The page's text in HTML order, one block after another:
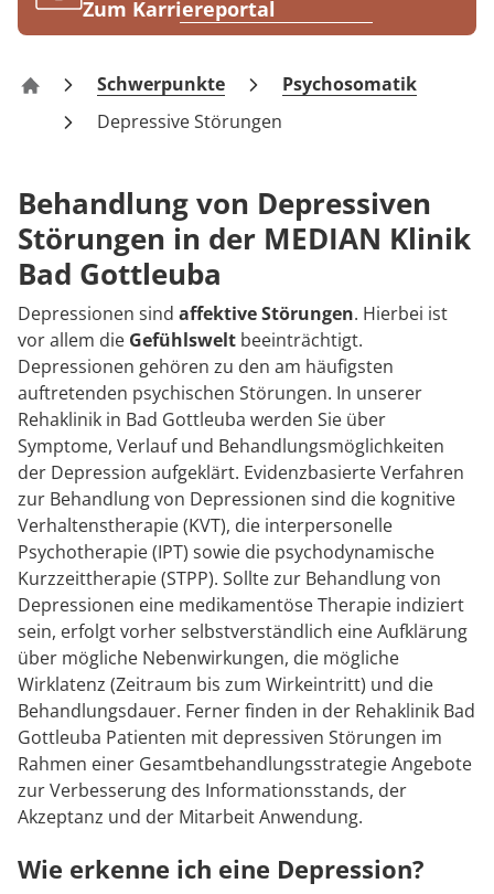
Blog
Karriere
Zum Karriereportal
Klinik Bad Gottleuba
Schwerpunkte
Psychosomatik
Depressive Störungen
Behandlung von Depressiven
Störungen in der MEDIAN Klinik
Bad Gottleuba
Depressionen sind affektive Störungen. Hierbei ist
vor allem die Gefühlswelt beeinträchtigt.
Depressionen gehören zu den am häufigsten
auftretenden psychischen Störungen. In unserer
Rehaklinik in Bad Gottleuba werden Sie über
Symptome, Verlauf und Behandlungsmöglichkeiten
der Depression aufgeklärt. Evidenzbasierte Verfahren
zur Behandlung von Depressionen sind die kognitive
Verhaltenstherapie (KVT), die interpersonelle
Psychotherapie (IPT) sowie die psychodynamische
Kurzzeittherapie (STPP). Sollte zur Behandlung von
Depressionen eine medikamentöse Therapie indiziert
sein, erfolgt vorher selbstverständlich eine Aufklärung
über mögliche Nebenwirkungen, die mögliche
Wirklatenz (Zeitraum bis zum Wirkeintritt) und die
Behandlungsdauer. Ferner finden in der Rehaklinik Bad
Gottleuba Patienten mit depressiven Störungen im
Rahmen einer Gesamtbehandlungsstrategie Angebote
zur Verbesserung des Informationsstands, der
Akzeptanz und der Mitarbeit Anwendung.
Wie erkenne ich eine Depression?